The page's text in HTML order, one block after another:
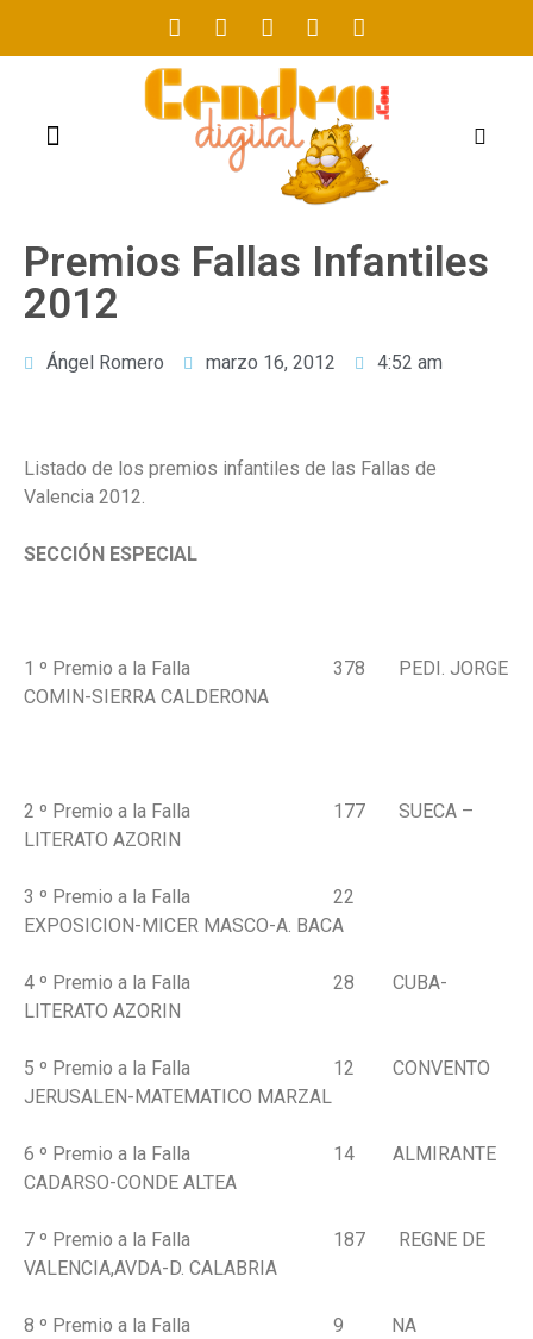
Premios Fallas Infantiles
2012
Ángel Romero marzo 16, 2012 4:52 am
Listado de los premios infantiles de las Fallas de
Valencia 2012.
SECCIÓN ESPECIAL
1 º Premio a la Falla 378 PEDI. JORGE
COMIN-SIERRA CALDERONA
2 º Premio a la Falla 177 SUECA –
LITERATO AZORIN
3 º Premio a la Falla 22
EXPOSICION-MICER MASCO-A. BACA
4 º Premio a la Falla 28 CUBA-
LITERATO AZORIN
5 º Premio a la Falla 12 CONVENTO
JERUSALEN-MATEMATICO MARZAL
6 º Premio a la Falla 14 ALMIRANTE
CADARSO-CONDE ALTEA
7 º Premio a la Falla 187 REGNE DE
VALENCIA,AVDA-D. CALABRIA
8 º Premio a la Falla 9 NA